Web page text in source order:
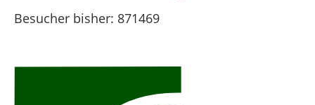
Besucher bisher: 871469